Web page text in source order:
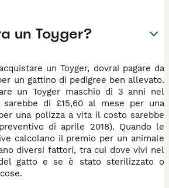
Quanto costa un Toyger?
un Toyger, dovrai pagare da
un gattino di pedigree ben allevato.
un Toyger maschio di 3 anni nel
di £15,60 al mese per una
una polizza a vita il costo sarebbe
di aprile 2018). Quando le
calcolano il premio per un animale
diversi fattori, tra cui dove vivi nel
gatto e se è stato sterilizzato o